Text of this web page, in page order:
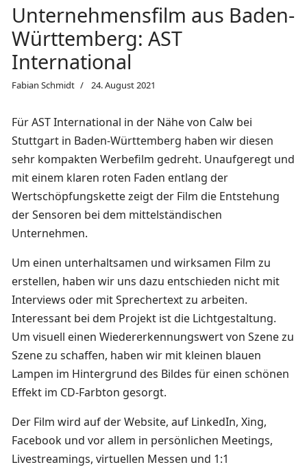
Unternehmensfilm aus Baden-
Württemberg: AST
International
Fabian Schmidt 24. August 2021
Für AST International in der Nähe von Calw bei
Stuttgart in Baden-Württemberg haben wir diesen
sehr kompakten Werbefilm gedreht. Unaufgeregt und
mit einem klaren roten Faden entlang der
Wertschöpfungskette zeigt der Film die Entstehung
der Sensoren bei dem mittelständischen
Unternehmen.
Um einen unterhaltsamen und wirksamen Film zu
erstellen, haben wir uns dazu entschieden nicht mit
Interviews oder mit Sprechertext zu arbeiten.
Interessant bei dem Projekt ist die Lichtgestaltung.
Um visuell einen Wiedererkennungswert von Szene zu
Szene zu schaffen, haben wir mit kleinen blauen
Lampen im Hintergrund des Bildes für einen schönen
Effekt im CD-Farbton gesorgt.
Der Film wird auf der Website, auf LinkedIn, Xing,
Facebook und vor allem in persönlichen Meetings,
Livestreamings, virtuellen Messen und 1:1